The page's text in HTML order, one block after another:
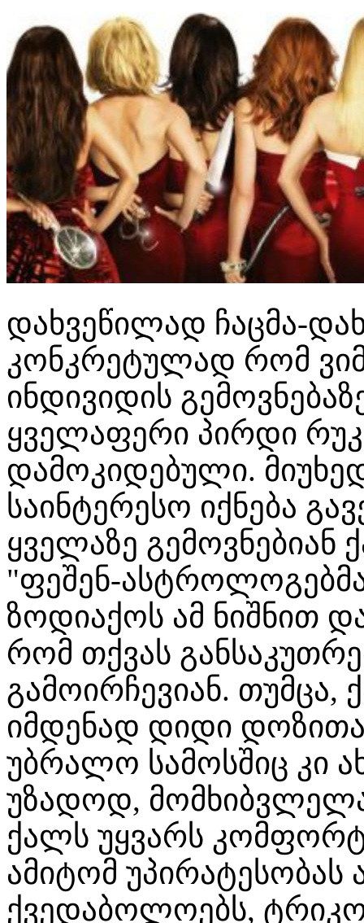
დახვეწილად ჩაცმა-
კონკრეტულად რომ
ინდივიდის
ყველაფერი პირდი
დამოკიდებული.
საინტერესო იქნება
ყველაზე
"ფეშენ-
ზოდიაქოს ამ ნიშნით
რომ თქვას
გამოირჩევიან.
იმდენად დიდი
უბრალო სამოსშიც კი
უზადოდ,
ქალს უყვარს
ამიტომ უპირატესობას
ქვედაბოლოებს,